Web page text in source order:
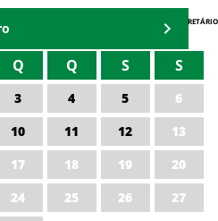
AGENDA DO SECRETÁRIO
Q Q S S
3 4 5
6
10 11 12
13
17 18 19
20
24 25 26
27